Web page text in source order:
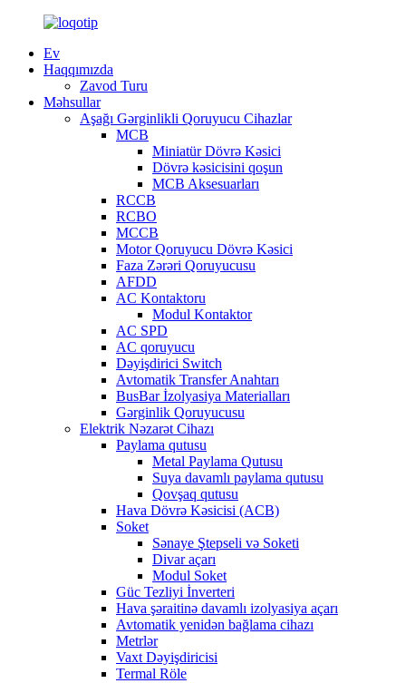
Ev
Haqqımızda
Zavod Turu
Məhsullar
Aşağı Gərginlikli Qoruyucu Cihazlar
MCB
Miniatür Dövrə Kəsici
Dövrə kəsicisini qoşun
MCB Aksesuarları
RCCB
RCBO
MCCB
Motor Qoruyucu Dövrə Kəsici
Faza Zərəri Qoruyucusu
AFDD
AC Kontaktoru
Modul Kontaktor
AC SPD
AC qoruyucu
Dəyişdirici Switch
Avtomatik Transfer Anahtarı
BusBar İzolyasiya Materialları
Gərginlik Qoruyucusu
Elektrik Nəzarət Cihazı
Paylama qutusu
Metal Paylama Qutusu
Suya davamlı paylama qutusu
Qovşaq qutusu
Hava Dövrə Kəsicisi (ACB)
Soket
Sənaye Ştepseli və Soketi
Divar açarı
Modul Soket
Güc Tezliyi İnverteri
Hava şəraitinə davamlı izolyasiya açarı
Avtomatik yenidən bağlama cihazı
Metrlər
Vaxt Dəyişdiricisi
Termal Röle